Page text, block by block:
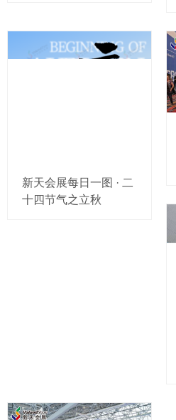
新天会展每日一图 · 二
十四节气之立秋